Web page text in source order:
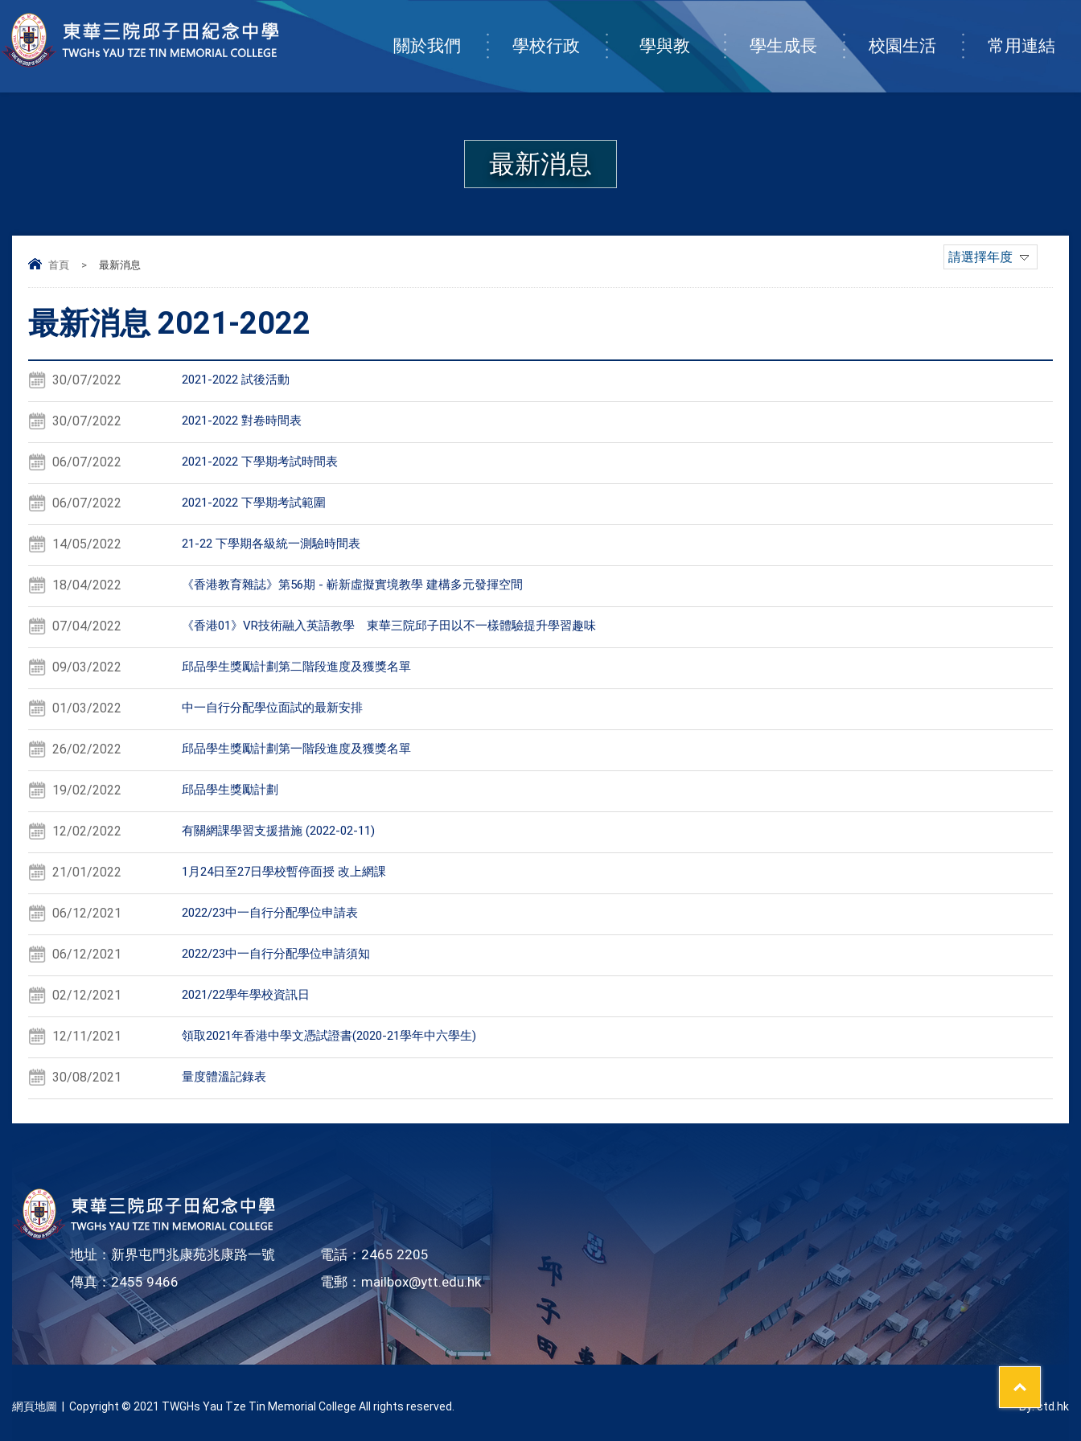
關於我們 學校行政 學與教 學生成長 校園生活 常用連結
最新消息
首頁 > 最新消息
最新消息 2021-2022
請選擇年度
30/07/2022 2021-2022 試後活動
30/07/2022 2021-2022 對卷時間表
06/07/2022 2021-2022 下學期考試時間表
06/07/2022 2021-2022 下學期考試範圍
14/05/2022 21-22 下學期各級統一測驗時間表
18/04/2022 《香港教育雜誌》第56期 - 嶄新虛擬實境教學 建構多元發揮空間
07/04/2022 《香港01》VR技術融入英語教學 東華三院邱子田以不一樣體驗提升學習趣味
09/03/2022 邱品學生獎勵計劃第二階段進度及獲獎名單
01/03/2022 中一自行分配學位面試的最新安排
26/02/2022 邱品學生獎勵計劃第一階段進度及獲獎名單
19/02/2022 邱品學生獎勵計劃
12/02/2022 有關網課學習支援措施 (2022-02-11)
21/01/2022 1月24日至27日學校暫停面授 改上網課
06/12/2021 2022/23中一自行分配學位申請表
06/12/2021 2022/23中一自行分配學位申請須知
02/12/2021 2021/22學年學校資訊日
12/11/2021 領取2021年香港中學文憑試證書(2020-21學年中六學生)
30/08/2021 量度體溫記錄表
地址：新界屯門兆康苑兆康路一號
電話：2465 2205
傳真：2455 9466
電郵： mailbox@ytt.edu.hk
網頁地圖 | Copyright © 2021 TWGHs Yau Tze Tin Memorial College All rights reserved. By: ctd.hk